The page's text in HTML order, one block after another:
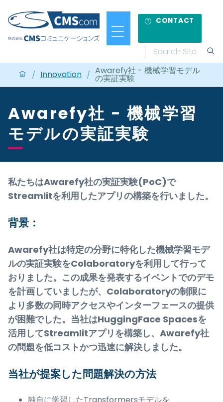
CONTACT
/ Innovation / Awarefy社 - 機械学習モデル
の実証実験
Awarefy社 - 機械学習
モデルの実証実験
私たちはAwarefy社の実証実験(PoC)で
Streamlitを利用したアプリの構築を行いました。
背景：
Awarefy社は特定の分野に特化した機械学習モデ
ルの実証実験をColaboratoryを利用して行って
おりました。この成果を発表するイベントでのデモ
を計画していましたが、Colaboratoryの制限に
より多数の同時アクセスやインターフェースの提供
が困難でした。当社はHuggingFace Spacesを
活用してStreamlitアプリを構築し、Awarefy社
の問題を低コストかつ迅速に解決しました。
当社が提案した問題解決の方法
独自に学習したTransformersモデルを